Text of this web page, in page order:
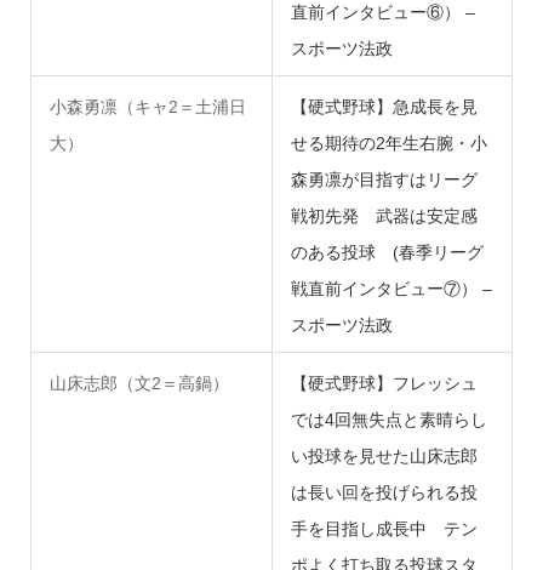
直前インタビュー⑥） –
スポーツ法政
小森勇凛（キャ2＝土浦日
大）
【硬式野球】急成長を見
せる期待の2年生右腕・小
森勇凛が目指すはリーグ
戦初先発 武器は安定感
のある投球 (春季リーグ
戦直前インタビュー⑦） –
スポーツ法政
山床志郎（文2＝高鍋）
【硬式野球】フレッシュ
では4回無失点と素晴らし
い投球を見せた山床志郎
は長い回を投げられる投
手を目指し成長中 テン
ポよく打ち取る投球スタ